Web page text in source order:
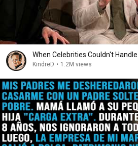
When Celebrities Couldn't
KindreD • 1.2M views